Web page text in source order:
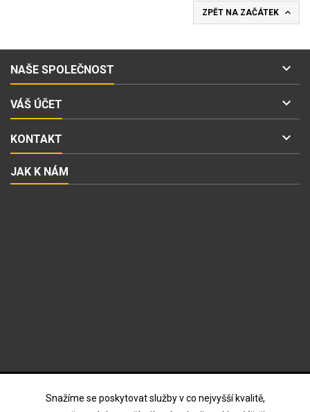
Snažíme se poskytovat služby v co nejvyšší kvalitě,
ZPĚT NA ZAČÁTEK 
NAŠE SPOLEČNOST 
VÁŠ ÚČET 
KONTAKT 
JAK K NÁM